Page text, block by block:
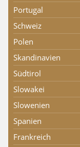
Portugal
Schweiz
Polen
Skandinavien
Südtirol
Slowakei
Slowenien
Spanien
Frankreich